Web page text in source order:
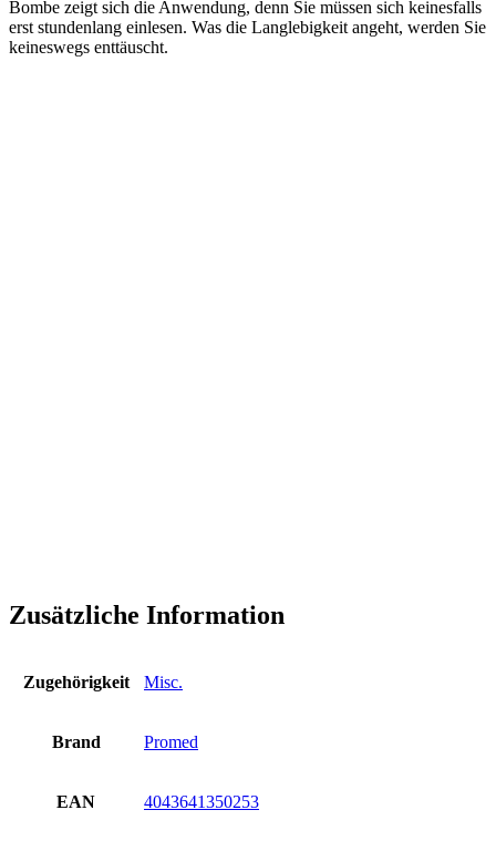
Bombe zeigt sich die Anwendung, denn Sie müssen sich keinesfalls
erst stundenlang einlesen. Was die Langlebigkeit angeht, werden Sie
keineswegs enttäuscht.
Zusätzliche Information
Zugehörigkeit Misc.
Brand Promed
EAN 4043641350253